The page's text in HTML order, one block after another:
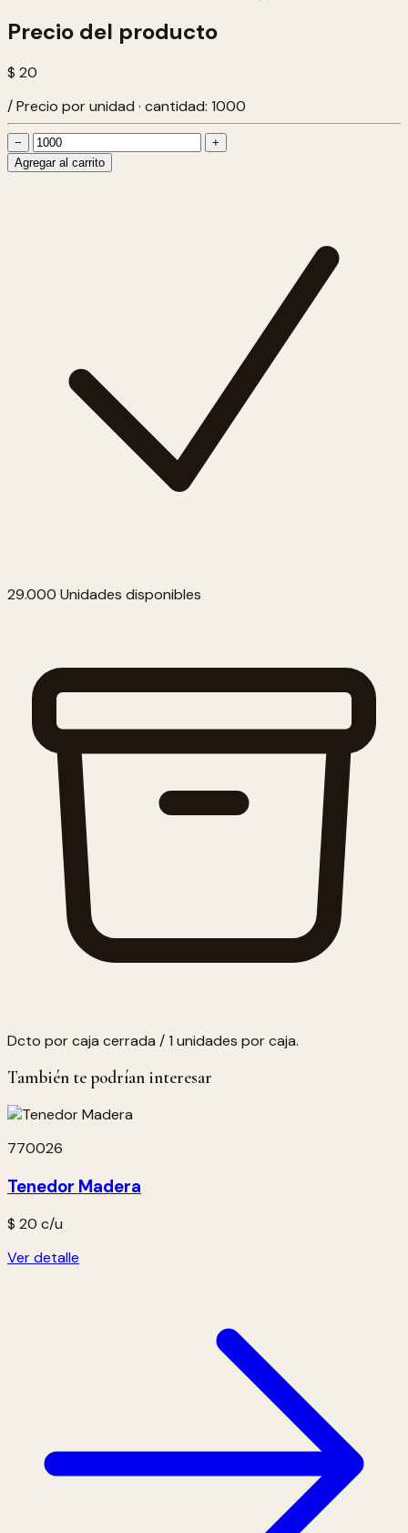
Precio del producto
$ 20
/ Precio por unidad · cantidad: 1000
−
+
Agregar al carrito
29.000 Unidades disponibles
Dcto por caja cerrada / 1 unidades por caja.
También te podrían interesar
770026
Tenedor Madera
$ 20 c/u
Ver detalle